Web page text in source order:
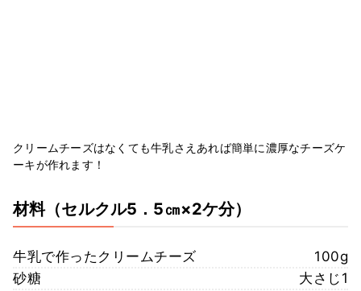
クリームチーズはなくても牛乳さえあれば簡単に濃厚なチーズケ
ーキが作れます！
材料（セルクル5．5㎝×2ケ分）
牛乳で作ったクリームチーズ
100g
砂糖
大さじ1